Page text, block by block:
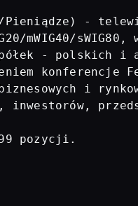
Pieniądze) -
mWIG40/
- polskich i
konferencje
i
inwestorów,
pozycji.